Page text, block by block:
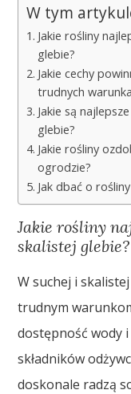
W tym
Jakie rośliny
glebie?
Jakie cechy
trudnych
Jakie są
glebie?
Jakie rośliny
ogrodzie?
Jak dbać o
Jakie rośliny
skalistej glebie?
W suchej i
trudnym
dostępność wody
składników
doskonale radzą